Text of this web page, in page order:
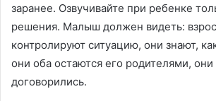
заранее. Озвучивайте при ребенке
решения. Малыш должен видеть:
контролируют ситуацию, они знают,
они оба остаются его родителями,
договорились.